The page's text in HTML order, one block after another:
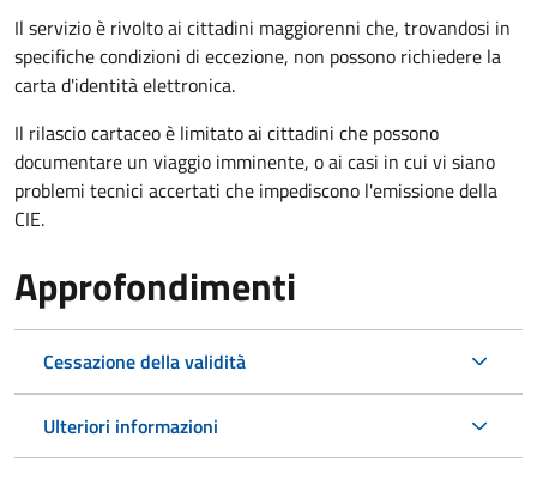
Il servizio è rivolto ai cittadini maggiorenni che, trovandosi in
specifiche condizioni di eccezione, non possono richiedere la
carta d'identità elettronica.
Il rilascio cartaceo è limitato ai cittadini che possono
documentare un viaggio imminente, o ai casi in cui vi siano
problemi tecnici accertati che impediscono l'emissione della
CIE.
Approfondimenti
Cessazione della validità
Ulteriori informazioni